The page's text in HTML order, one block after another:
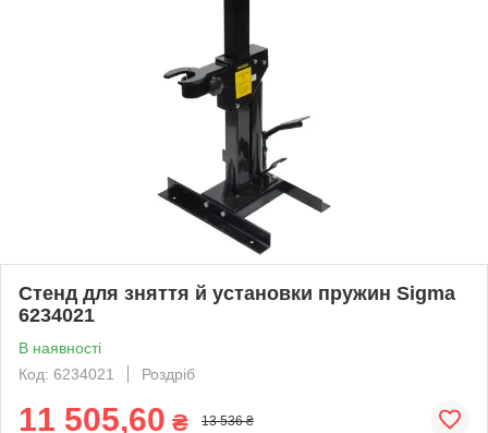
Стенд для зняття й установки пружин Sigma
6234021
В наявності
Код: 6234021
Роздріб
11 505,60 ₴ 13 536 ₴